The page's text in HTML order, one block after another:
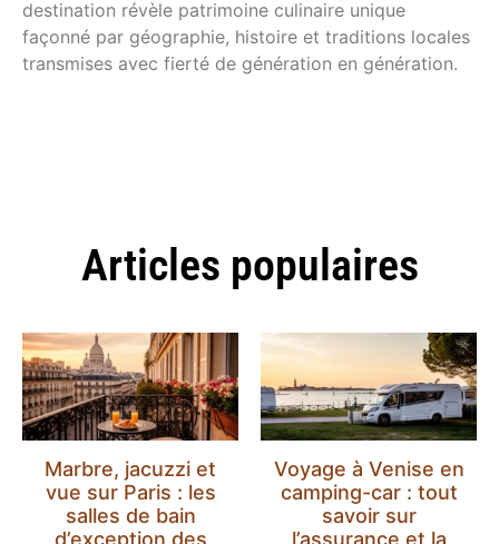
destination révèle patrimoine culinaire unique
façonné par géographie, histoire et traditions locales
transmises avec fierté de génération en génération.
Articles populaires
Marbre, jacuzzi et
vue sur Paris : les
salles de bain
d’exception des
Voyage à Venise en
camping-car : tout
savoir sur
l’assurance et la